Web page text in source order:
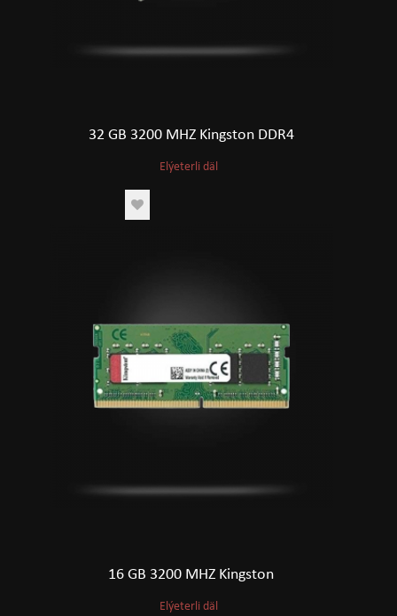
32 GB 3200 MHZ Kingston DDR4
Elýeterli däl
16 GB 3200 MHZ Kingston
Elýeterli däl